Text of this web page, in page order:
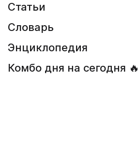
Статьи
Словарь
Энциклопедия
Комбо дня на сегодня 🔥